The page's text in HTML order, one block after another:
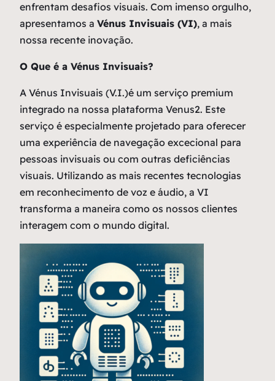
enfrentam desafios visuais. Com imenso orgulho,
apresentamos a Vénus Invisuais (VI), a mais
nossa recente inovação.
O Que é a Vénus Invisuais?
A Vénus Invisuais (V.I.)é um serviço premium
integrado na nossa plataforma Venus2. Este
serviço é especialmente projetado para oferecer
uma experiência de navegação excecional para
pessoas invisuais ou com outras deficiências
visuais. Utilizando as mais recentes tecnologias
em reconhecimento de voz e áudio, a VI
transforma a maneira como os nossos clientes
interagem com o mundo digital.